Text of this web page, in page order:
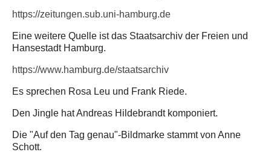
https://zeitungen.sub.uni-hamburg.de
Eine weitere Quelle ist das Staatsarchiv der Freien und
Hansestadt Hamburg.
https://www.hamburg.de/staatsarchiv
Es sprechen Rosa Leu und Frank Riede.
Den Jingle hat Andreas Hildebrandt komponiert.
Die "Auf den Tag genau"-Bildmarke stammt von Anne
Schott.